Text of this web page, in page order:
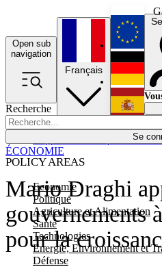
Open sub
navigation
Recherche
Se
POLICY AREAS
Economie
Politique
Agriculture et Alimentation
Santé
Technologies
Energie, Environnement et
Défense
Français
Mario Draghi
gouvernements
pour la
ÉCONOMIE